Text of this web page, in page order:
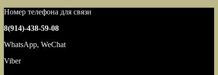
Номер телефона для связи
8(914)-438-59-08
WhatsApp, WeChat
Viber